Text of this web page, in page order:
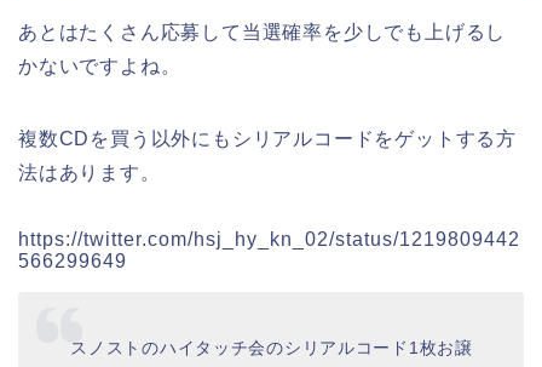
あとはたくさん応募して当選確率を少しでも上げるし
かないですよね。
複数CDを買う以外にもシリアルコードをゲットする方
法はあります。
https://twitter.com/hsj_hy_kn_02/status/1219809442
566299649
スノストのハイタッチ会のシリアルコード1枚お譲